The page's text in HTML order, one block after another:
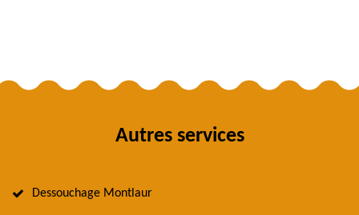
Autres services
Dessouchage Montlaur